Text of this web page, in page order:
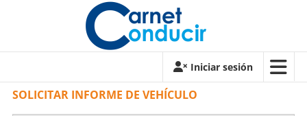
de
Iniciar sesión
SOLICITAR INFORME DE VEHÍCULO